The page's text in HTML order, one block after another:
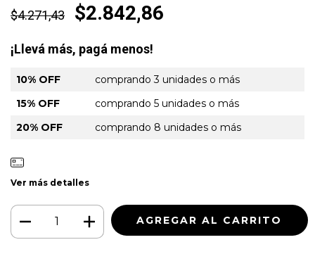
$4.271,43 $2.842,86
¡Llevá más, pagá menos!
10% OFF
comprando 3 unidades o más
15% OFF
comprando 5 unidades o más
20% OFF
comprando 8 unidades o más
Ver más detalles